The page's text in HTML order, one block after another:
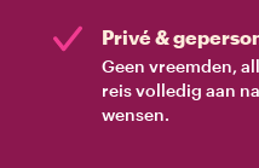
Privé &
Geen vreemden,
reis volledig aan
wensen.